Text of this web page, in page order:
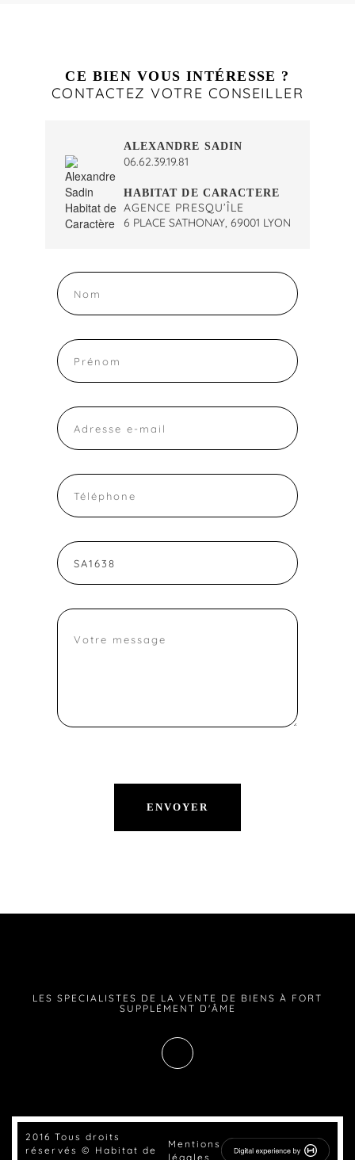
CE BIEN VOUS INTÉRESSE ?
CONTACTEZ VOTRE CONSEILLER
ALEXANDRE SADIN
06.62.39.19.81
HABITAT DE CARACTERE
AGENCE PRESQU’ÎLE
6 PLACE SATHONAY, 69001 LYON
LES SPECIALISTES DE LA VENTE DE BIENS À FORT
SUPPLÉMENT D'ÂME
2016 Tous droits
réservés © Habitat de
Mentions
légales